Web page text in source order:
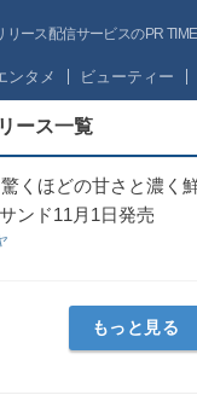
ース配信サービスのPR
ンタメ ビューティー
ース一覧
くほどの甘さと濃く
ンド11月1日発売
もっと見る